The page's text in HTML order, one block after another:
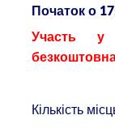
Початок о
Участь у
Кількість